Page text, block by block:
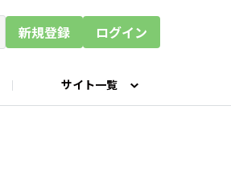
新規登録 ログイン
サイト一覧